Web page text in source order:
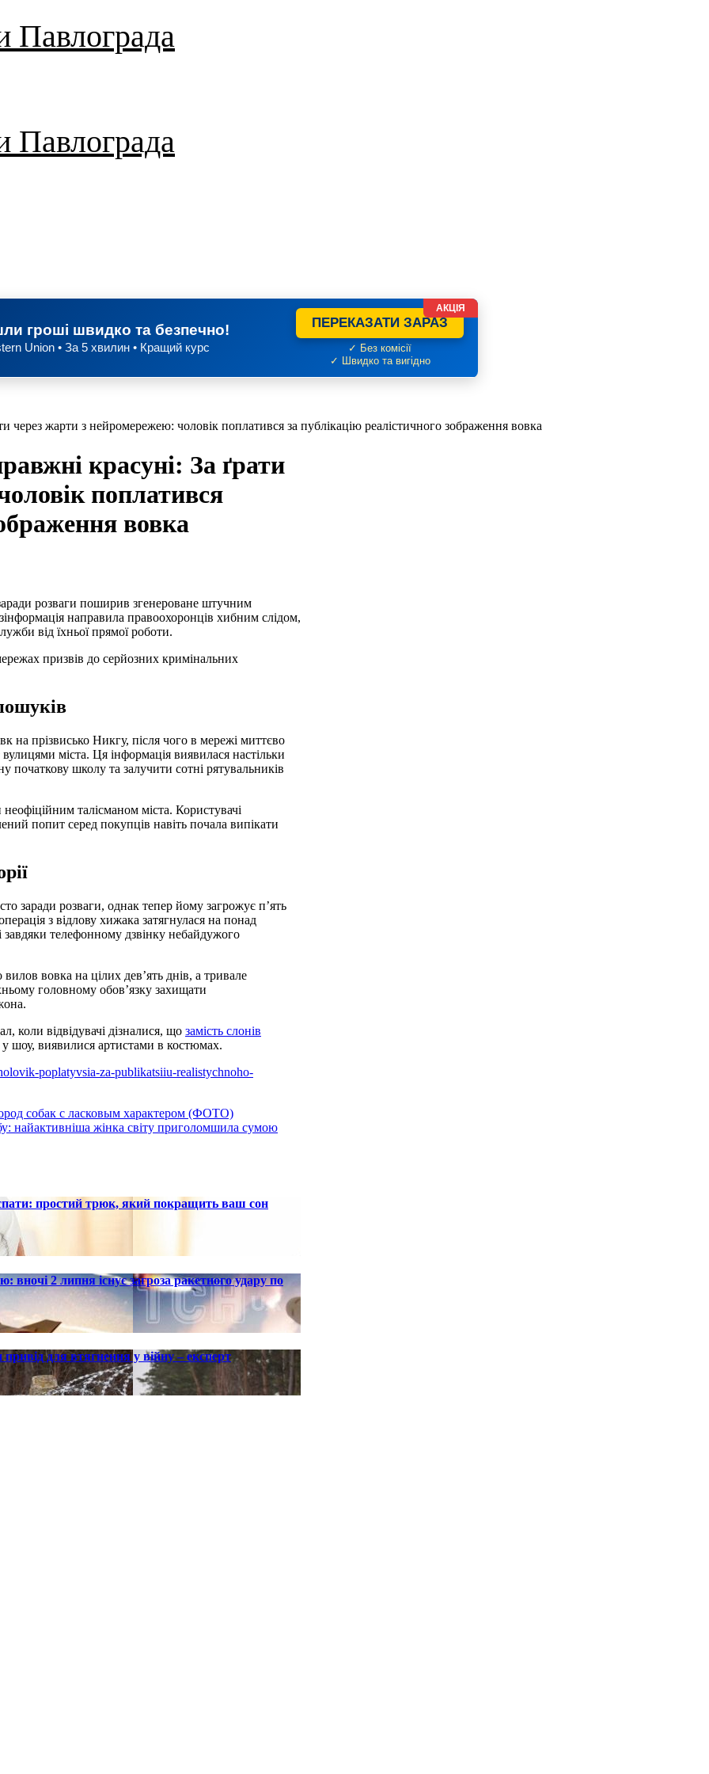
Павлограда
Павлограда
гроші швидко та безпечно!
Union • За 5 хвилин • Кращий курс
ПЕРЕКАЗАТИ ЗАРАЗ
✓ Без комісії
✓ Швидко та вигідно
АКЦІЯ
через жарти з нейромережею: чоловік поплатився за публікацію реалістичного зображення вовка
красуні: За ґрати
поплатився
вовка
направила правоохоронців хибним слідом,
від їхньої прямої роботи.
призвів до серйозних кримінальних
на прізвисько Никгу, після чого в мережі миттєво
міста. Ця інформація виявилася настільки
школу та залучити сотні рятувальників
талісманом міста. Користувачі
попит серед покупців навіть почала випікати
заради розваги, однак тепер йому загрожує п’ять
з відлову хижака затягнулася на понад
телефонному дзвінку небайдужого
вовка на цілих дев’ять днів, а тривале
головному обов’язку захищати
коли відвідувачі дізналися, що замість слонів
у шоу, виявилися артистами в костюмах.
poplatyvsia-za-publikatsiiu-realistychnoho-
собак с ласковым характером (ФОТО)
найактивніша жінка світу приголомшила сумою
простий трюк, який покращить ваш сон
вночі 2 липня існує загроза ракетного удару по
для втягнення у війну – експерт